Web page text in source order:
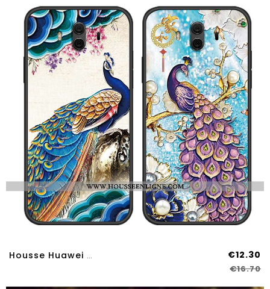
Housse Huawei Mate 10 Vintage Tendance Gaufrage Ethnique Étui Fluide Doux Téléphone Portable Violet €12.30
€16.70